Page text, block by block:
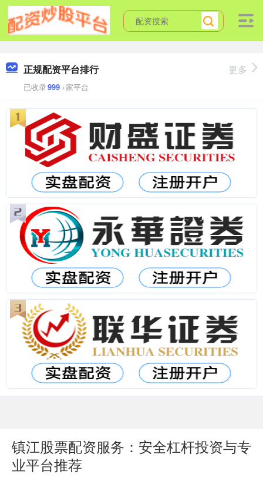
正规配资平台排行
已收录999+家平台
更多
镇江股票配资服务：安全杠杆投资与专
业平台推荐